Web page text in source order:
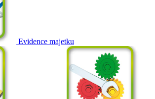
Evidence majetku